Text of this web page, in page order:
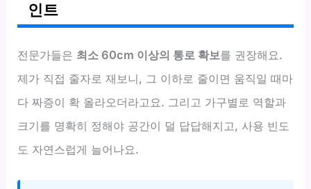
인트
전문가들은 최소 60cm 이상의 통로 확보를 권장해요.
제가 직접 줄자로 재보니, 그 이하로 줄이면 움직일 때마
다 짜증이 확 올라오더라고요. 그리고 가구별로 역할과
크기를 명확히 정해야 공간이 덜 답답해지고, 사용 빈도
도 자연스럽게 늘어나요.